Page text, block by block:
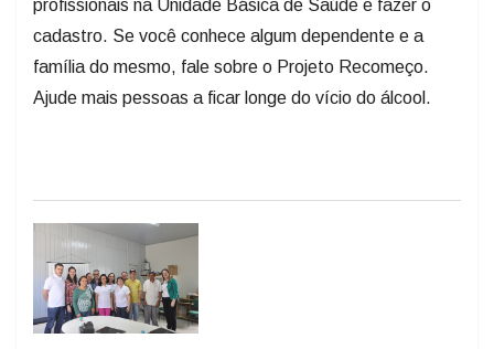
profissionais na Unidade Básica de Saúde e fazer o
cadastro. Se você conhece algum dependente e a
família do mesmo, fale sobre o Projeto Recomeço.
Ajude mais pessoas a ficar longe do vício do álcool.